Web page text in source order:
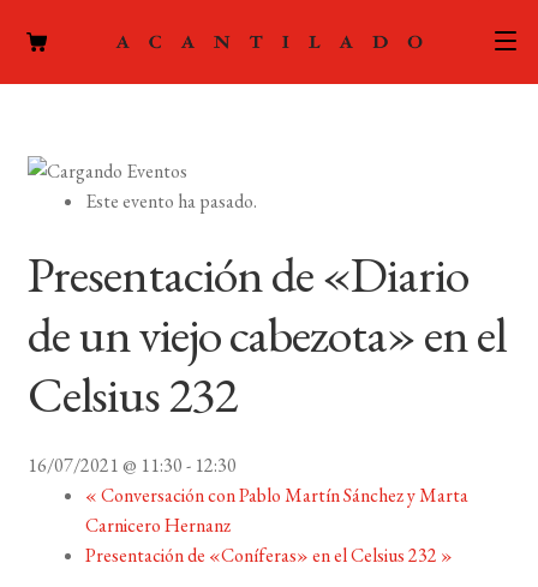
menú
hijo
PODCAST
LA EDITORIAL
FOREIGN RIGHTS
CONTACTO
Este evento ha pasado.
Presentación de «Diario
de un viejo cabezota» en el
Celsius 232
16/07/2021 @ 11:30- 12:30
«Conversación con Pablo Martín Sánchez y Marta
Carnicero Hernanz
Presentación de «Coníferas» en el Celsius 232 »